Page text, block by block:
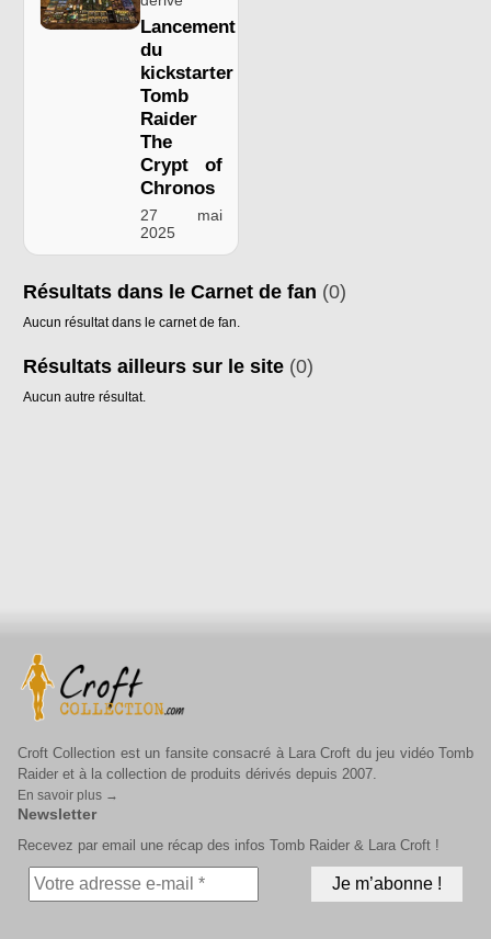
Lancement
du
kickstarter
Tomb
Raider
The
Crypt of
Chronos
27 mai
2025
Résultats dans le Carnet de fan (0)
Aucun résultat dans le carnet de fan.
Résultats ailleurs sur le site (0)
Aucun autre résultat.
Croft Collection est un fansite consacré à Lara Croft du jeu vidéo Tomb
Raider et à la collection de produits dérivés depuis 2007.
En savoir plus →
Newsletter
Recevez par email une récap des infos Tomb Raider & Lara Croft !